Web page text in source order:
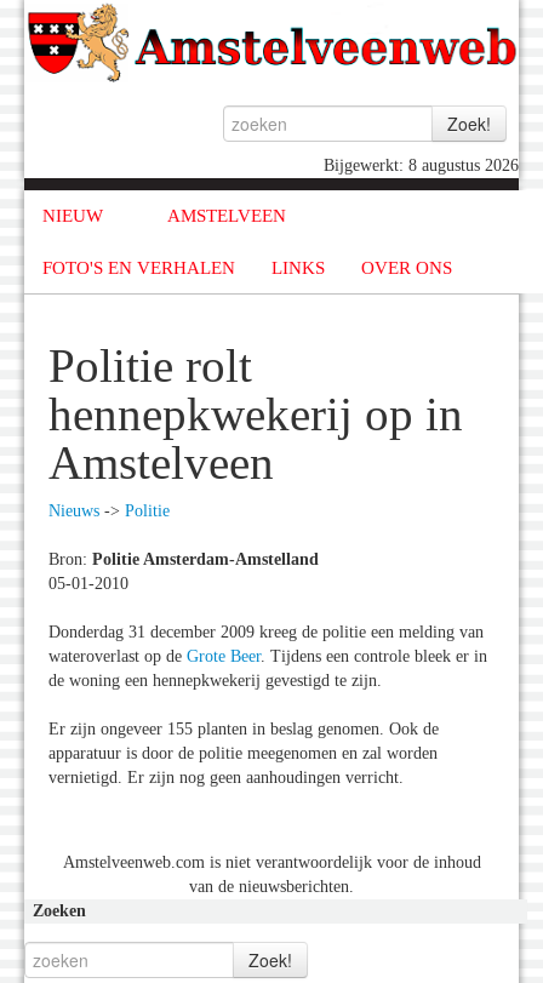
Bijgewerkt: 8 augustus 2026
NIEUW AMSTELVEEN
FOTO'S EN VERHALEN LINKS OVER ONS
Politie rolt
hennepkwekerij op in
Amstelveen
Nieuws -> Politie
Bron: Politie Amsterdam-Amstelland
05-01-2010
Donderdag 31 december 2009 kreeg de politie een melding van
wateroverlast op de Grote Beer. Tijdens een controle bleek er in
de woning een hennepkwekerij gevestigd te zijn.
Er zijn ongeveer 155 planten in beslag genomen. Ook de
apparatuur is door de politie meegenomen en zal worden
vernietigd. Er zijn nog geen aanhoudingen verricht.
Amstelveenweb.com is niet verantwoordelijk voor de inhoud
van de nieuwsberichten.
Zoeken